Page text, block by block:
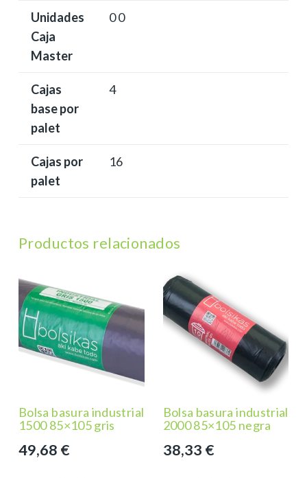
Unidades
Caja
Master
0 0
Cajas
base por
palet
4
Cajas por
palet
16
Productos relacionados
Bolsa basura industrial
1500 85×105 gris
49,68 €
Bolsa basura industrial
2000 85×105 negra
38,33 €